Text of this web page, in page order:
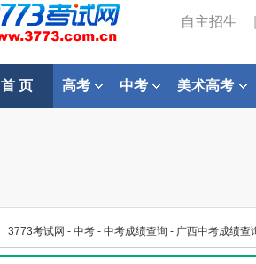
自主招生
首 页 高考 中考 美术高考
3773考试网 - 中考 - 中考成绩查询 - 广西中考成绩查